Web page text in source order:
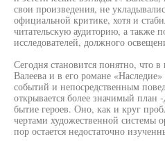
свои произведения, не
официальной критике, хотя и
читательскую аудиторию, а также
исследователей, должного
Сегодня становится понятно, что
Валеева и в его романе
событий и непосредственным
открывается более значимый план
бытие героев. Оно, как и круг
чертами художественной системы
пор остается недостаточно